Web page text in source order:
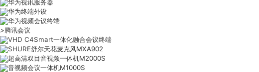
华为视讯服务器
华为终端外设
华为视频会议终端
>腾讯会议
VHD C4Smart一体化融合会议终端
SHURE舒尔天花麦克风MXA902
超高清双目音视频一体机M2000S
音视频会议一体机M1000S